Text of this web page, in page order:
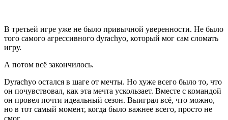
В третьей игре уже не было привычной уверенности. Не было
того самого агрессивного dyrachyo, который мог сам сломать
игру.
А потом всё закончилось.
Dyrachyo остался в шаге от мечты. Но хуже всего было то, что
он почувствовал, как эта мечта ускользает. Вместе с командой
он провел почти идеальный сезон. Выиграл всё, что можно,
но в тот самый момент, когда было важнее всего, просто не